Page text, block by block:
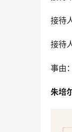
接待
接待
事由
朱培